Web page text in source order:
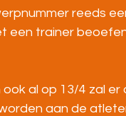
reeds
een trainer
al op 13/4 zal er
aan de